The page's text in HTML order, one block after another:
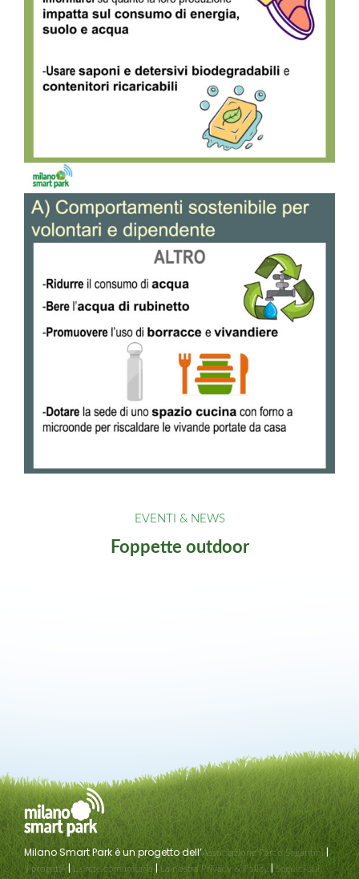
Foppette outdoor
Milano Smart Park è un progetto dell’Associazione Parco Segantini|
I progetti| La rete comunitaria| La nostra Privacy & Policy|Seguici sui